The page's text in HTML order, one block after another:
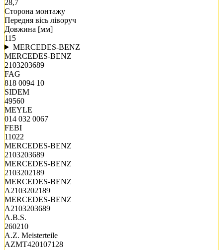
28,7
Сторона монтажу
Передня вісь ліворуч
Довжина [мм]
115
MERCEDES-BENZ
MERCEDES-BENZ
2103203689
FAG
818 0094 10
SIDEM
49560
MEYLE
014 032 0067
FEBI
11022
MERCEDES-BENZ
2103203689
MERCEDES-BENZ
2103202189
MERCEDES-BENZ
A2103202189
MERCEDES-BENZ
A2103203689
A.B.S.
260210
A.Z. Meisterteile
AZMT420107128